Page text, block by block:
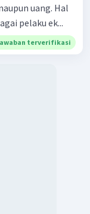
uang. Hal
pelaku ek...
terverifikasi